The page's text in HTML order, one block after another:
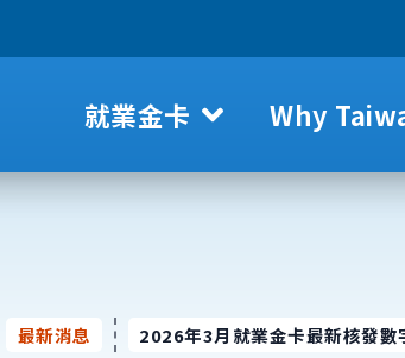
就業金卡 Why
最新消息 2026年3月就業金卡最新核發數